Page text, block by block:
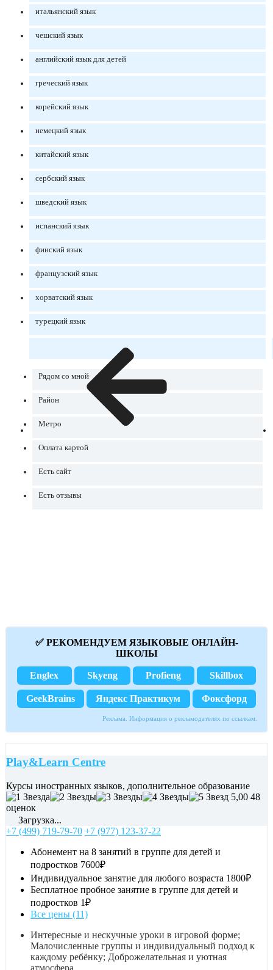
итальянский язык
чешский язык
английский язык для детей
греческий язык
корейский язык
немецкий язык
китайский язык
сербский язык
шведский язык
испанский язык
финский язык
французский язык
хорватский язык
турецкий язык
Рядом со мной
Район
Метро
Оплата картой
Есть сайт
Есть отзывы
✅ РЕКОМЕНДУЕМ ЯЗЫКОВЫЕ ОНЛАЙН-
ШКОЛЫ
Englex Skyeng Profieng Skillbox
GeekBrains Яндекс Практикум Фоксфорд
Реклама. Информация о рекламодателях по ссылкам.
Play&Learn Centre
Курсы иностранных языков, дополнительное образование
5,00 48
оценок
Загрузка...
+7 (499) 719-79-70 +7 (977) 123-37-22
Абонемент на 8 занятий в группе для детей и
подростков 7600₽
Индивидуальное занятие для любого возраста 1800₽
Бесплатное пробное занятие в группе для детей и
подростков 1₽
Все цены (11)
Интересные и нескучные уроки в игровой форме;
Малочисленные группы и индивидуальный подход к
каждому ребёнку; Доброжелательная и уютная
атмосфера